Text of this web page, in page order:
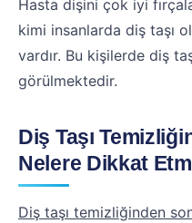
Hasta dişini çok iyi
kimi insanlarda diş taşı
vardır. Bu kişilerde diş
görülmektedir.
Diş Taşı
Nelere Dikkat
Diş taşı temizliğinden